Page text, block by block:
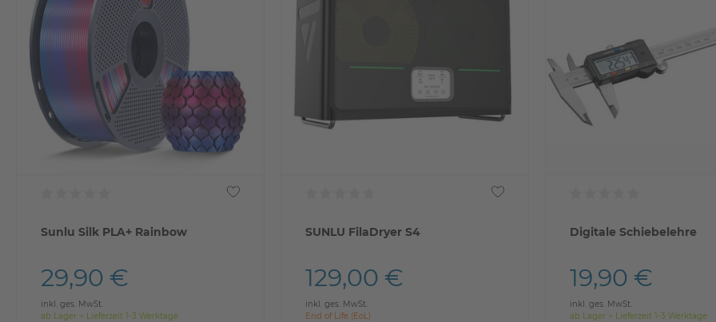
Sunlu Silk PLA+ Rainbow
29,90 €
inkl. ges. MwSt.
ab Lager > Lieferzeit 1-3 Werktage
SUNLU FilaDryer S4
129,00 €
inkl. ges. MwSt.
End of Life (EoL)
Digitale Schiebelehre
19,90 €
inkl. ges. MwSt.
ab Lager > Lieferzeit 1-3 Werktage